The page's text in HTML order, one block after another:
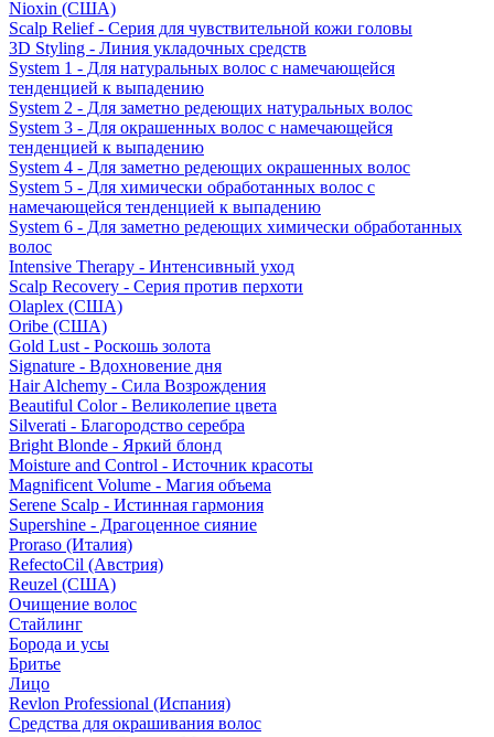
Nioxin (США)
Scalp Relief - Серия для чувствительной кожи головы
3D Styling - Линия укладочных средств
System 1 - Для натуральных волос с намечающейся
тенденцией к выпадению
System 2 - Для заметно редеющих натуральных волос
System 3 - Для окрашенных волос с намечающейся
тенденцией к выпадению
System 4 - Для заметно редеющих окрашенных волос
System 5 - Для химически обработанных волос с
намечающейся тенденцией к выпадению
System 6 - Для заметно редеющих химически обработанных
волос
Intensive Therapy - Интенсивный уход
Scalp Recovery - Серия против перхоти
Olaplex (США)
Oribe (США)
Gold Lust - Роскошь золота
Signature - Вдохновение дня
Hair Alchemy - Сила Возрождения
Beautiful Color - Великолепие цвета
Silverati - Благородство серебра
Bright Blonde - Яркий блонд
Moisture and Control - Источник красоты
Magnificent Volume - Магия объема
Serene Scalp - Истинная гармония
Supershine - Драгоценное сияние
Proraso (Италия)
RefectoCil (Австрия)
Reuzel (США)
Очищение волос
Стайлинг
Борода и усы
Бритье
Лицо
Revlon Professional (Испания)
Средства для окрашивания волос